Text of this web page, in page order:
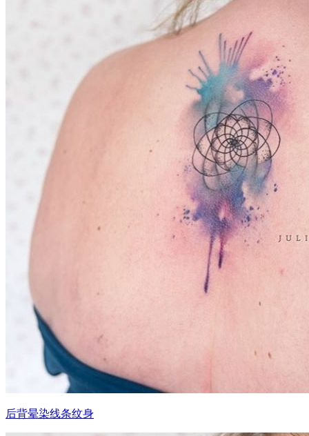
武汉老兵纹身微信
： 服务号：laobingwenshen 订阅号：laobing66666 打造国
文资讯！精美纹身图案及手稿 纹身作品 一站搞定！回复相
问千万素材的微官网，中国最强最全纹身图案尽在其中！
后背晕染线条纹身